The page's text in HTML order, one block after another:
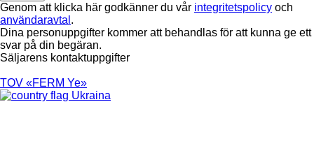
Genom att klicka här godkänner du vår integritetspolicy och
användaravtal .
Dina personuppgifter kommer att behandlas för att kunna ge ett
svar på din begäran.
Säljarens kontaktuppgifter
TOV «FERM Ye»
Ukraina